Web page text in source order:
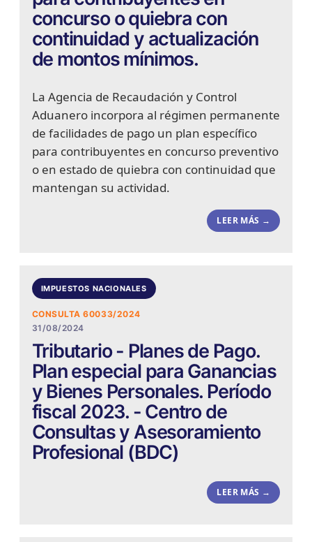
concurso o quiebra con
continuidad y actualización
de montos mínimos.
La Agencia de Recaudación y Control
Aduanero incorpora al régimen permanente
de facilidades de pago un plan específico
para contribuyentes en concurso preventivo
o en estado de quiebra con continuidad que
mantengan su actividad.
LEER MÁS →
IMPUESTOS NACIONALES
CONSULTA 60033/2024
31/08/2024
Tributario - Planes de Pago.
Plan especial para Ganancias
y Bienes Personales. Período
fiscal 2023. - Centro de
Consultas y Asesoramiento
Profesional (BDC)
LEER MÁS →